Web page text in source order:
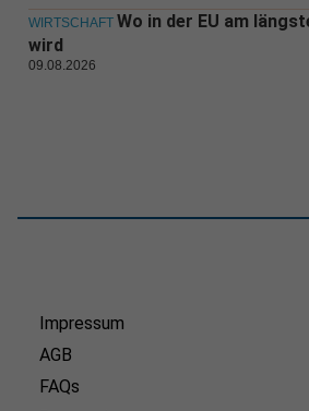
WIRTSCHAFT Wo in der EU am
wird
09.08.2026
Impressum
AGB
FAQs